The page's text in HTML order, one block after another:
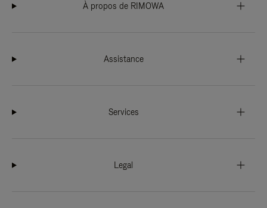
À propos de RIMOWA
Assistance
Services
Legal